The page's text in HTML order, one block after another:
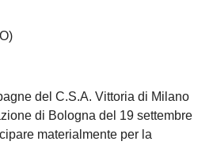
del C.S.A. Vittoria di Milano
di Bologna del 19 settembre
materialmente per la